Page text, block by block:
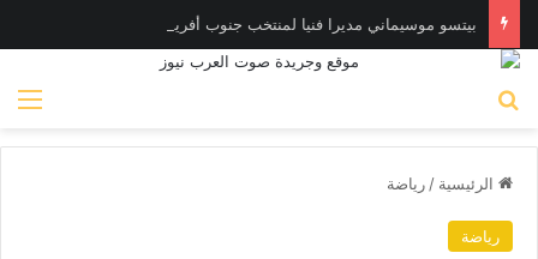
بيتسو موسيماني مديرا فنيا لمنتخب جنوب أفريقيا
الرئيسية / رياضة
رياضة